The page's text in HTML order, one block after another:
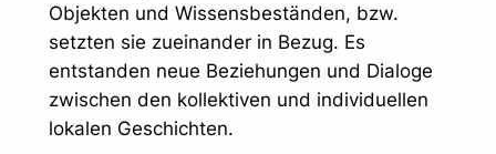
Objekten und Wissensbeständen, bzw.
setzten sie zueinander in Bezug. Es
entstanden neue Beziehungen und Dialoge
zwischen den kollektiven und individuellen
lokalen Geschichten.